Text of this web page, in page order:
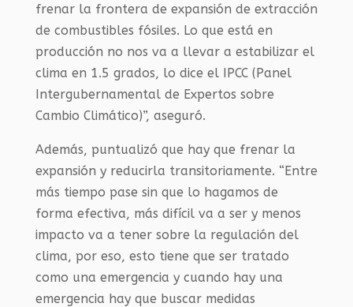
frenar la frontera de expansión de extracción
de combustibles fósiles. Lo que está en
producción no nos va a llevar a estabilizar el
clima en 1.5 grados, lo dice el IPCC(Panel
Intergubernamental de Expertos sobre
Cambio Climático)”, aseguró.
Además, puntualizó que hay que frenar la
expansión y reducirla transitoriamente. “Entre
más tiempo pase sin que lo hagamos de
forma efectiva, más difícil va a ser y menos
impacto va a tener sobre la regulación del
clima, por eso, esto tiene que ser tratado
como una emergencia y cuando hay una
emergencia hay que buscar medidas